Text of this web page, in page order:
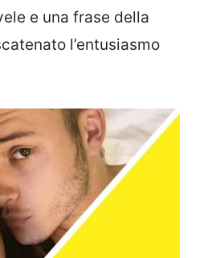
e una frase della
l’entusiasmo